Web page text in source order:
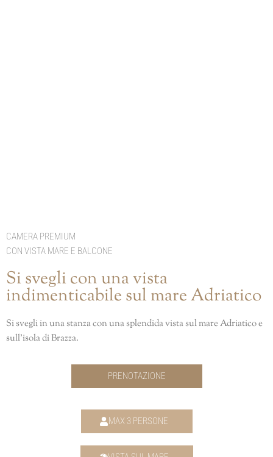
CAMERA PREMIUM
CON VISTA MARE E BALCONE
Si svegli con una vista
indimenticabile sul mare Adriatico
Si svegli in una stanza con una splendida vista sul mare Adriatico e
sull’isola di Brazza.
PRENOTAZIONE
MAX 3 PERSONE